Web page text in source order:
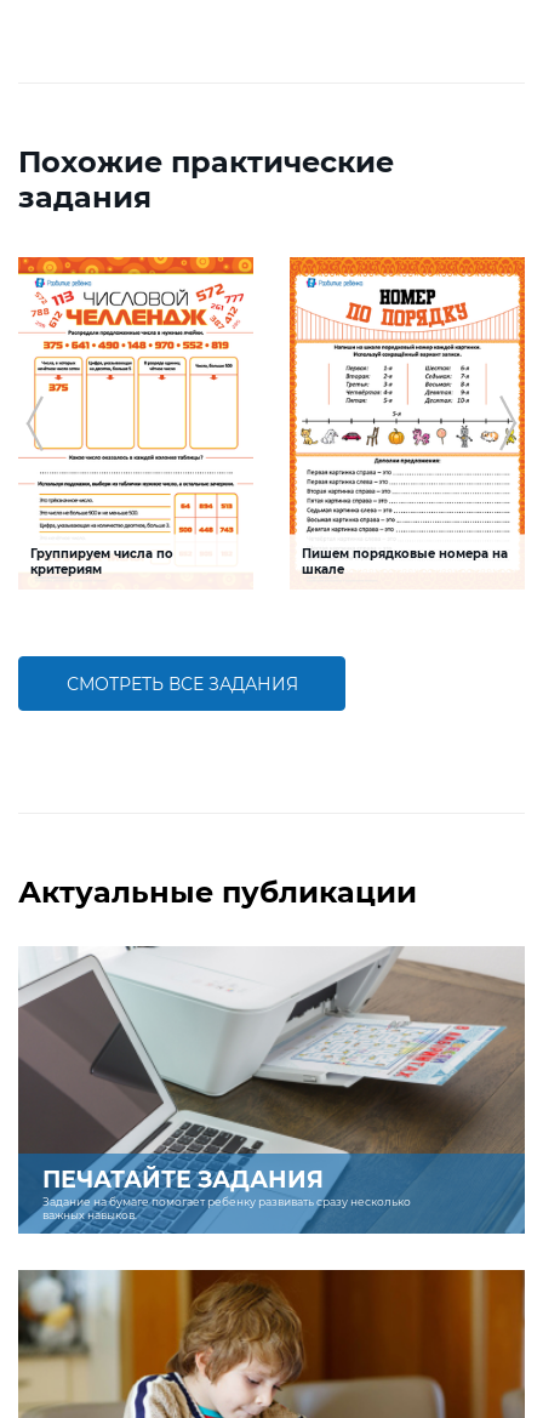
Похожие практические
задания
Группируем числа по
критериям
Пишем порядковые номера на
шкале
работать с числами первого десятка
СМОТРЕТЬ ВСЕ ЗАДАНИЯ
Актуальные публикации
ПЕЧАТАЙТЕ ЗАДАНИЯ
Задание на бумаге помогает ребенку развивать сразу несколько
важных навыков.